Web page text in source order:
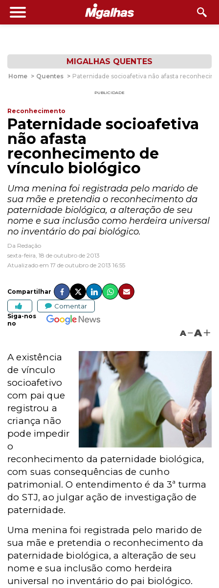
MIGALHAS QUENTES
Home > Quentes > Paternidade socioafetiva não afasta
PUBLICIDADE
Reconhecimento
Paternidade socioafetiva
não afasta
reconhecimento de
vínculo biológico
Uma menina foi registrada pelo marido de
sua mãe e pretendia o reconhecimento da
paternidade biológica, a alteração de seu
nome e sua inclusão como herdeira universal
no inventário do pai biológico.
Da Redação
sexta-feira, 18 de outubro de 2013
Atualizado em 17 de outubro de 2013 16:55
Compartilhar
Comentar
Siga-nos
no
A A
A existência
de vínculo
socioafetivo
com pai que
registrou a
criança não
pode impedir
o
reconhecimento da paternidade biológica,
com suas consequências de cunho
patrimonial. O entendimento é da 3ª turma
do STJ, ao julgar ação de investigação de
paternidade.
Uma menina foi registrada pelo marido de
sua mãe e pretendia o reconhecimento da
paternidade biológica, a alteração de seu
nome e sua inclusão como herdeira
universal no inventário do pai biológico.